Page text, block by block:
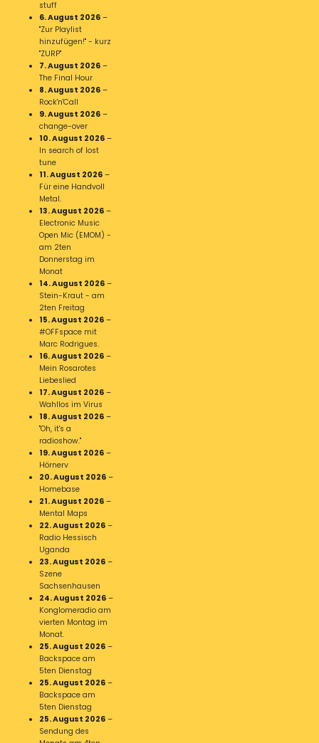
stuff
6. August 2026 –
"Zur Playlist
hinzufügen!" - kurz
"ZURP"
7. August 2026 –
The Final Hour
8. August 2026 –
Rock'n'Call
9. August 2026 –
change-over
10. August 2026 –
In search of lost
tune
11. August 2026 –
Für eine Handvoll
Metal.
13. August 2026 –
Electronic Music
Open Mic (EMOM) -
am 2ten
Donnerstag im
Monat
14. August 2026 –
Stein-Kraut - am
2ten Freitag
15. August 2026 –
#OFFspace mit
Marc Rodrigues.
16. August 2026 –
Mein Rosarotes
Liebeslied
17. August 2026 –
Wahllos im Virus
18. August 2026 –
"Oh, it's a
radioshow."
19. August 2026 –
Hörnerv
20. August 2026 –
Homebase
21. August 2026 –
Mental Maps
22. August 2026 –
Radio Hessisch
Uganda
23. August 2026 –
Szene
Sachsenhausen
24. August 2026 –
Konglomeradio am
vierten Montag im
Monat.
25. August 2026 –
Backspace am
5ten Dienstag
25. August 2026 –
Backspace am
5ten Dienstag
25. August 2026 –
Sendung des